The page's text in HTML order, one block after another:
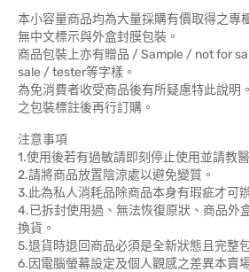
本小容量商品均為大量採購有價取得之專
無中文標示與外盒封膜包裝。
商品包裝上亦有贈品 / Sample / not for
sale / tester等字樣。
為免消費者收受商品後有所疑慮特此說明
之包裝標註後再行訂購。
注意事項
1.使用後若有過敏請即刻停止使用並請教醫
2.請將商品放置陰涼處以避免變質。
3.此為私人消耗品除商品本身有瑕疵才可
4.已拆封使用過、無法恢復原狀、商品外
換貨。
5.退貨時退回商品必須是全新狀態且完整
6.因電腦螢幕設定及個人觀感之差異本賣